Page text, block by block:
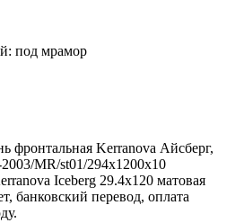
под мрамор
фронтальная Kerranova Айсберг,
MR/st01/294х1200x10
Iceberg 29.4x120 матовая
банковский перевод, оплата